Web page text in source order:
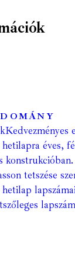
Kedvezményes
éves,
konstrukcióban.
tetszése